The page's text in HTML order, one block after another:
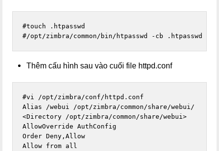
#touch .htpasswd
#/opt/zimbra/common/bin/htpasswd -cb .htpasswd
Thêm cấu hình sau vào cuối file httpd.conf
#vi /opt/zimbra/conf/httpd.conf
Alias /webui /opt/zimbra/common/share/webui/
<Directory /opt/zimbra/common/share/webui>
AllowOverride AuthConfig
Order Deny,Allow
Allow from all